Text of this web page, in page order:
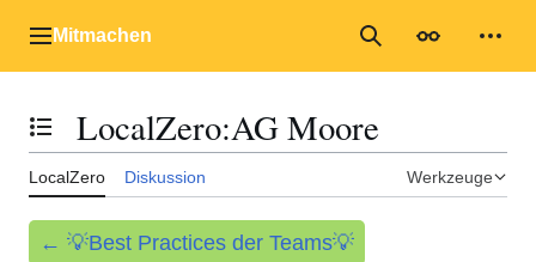
Inhalt
Hauptmenü
Mitmachen Suche
Inhaltsverzeichnis umschalten
LocalZero:AG Moore
LocalZero Diskussion Werkzeuge
← 💡Best Practices der Teams💡